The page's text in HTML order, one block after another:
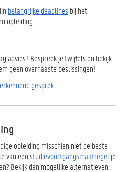
belangrijke deadlines bij het
opleiding.
advies? Bespreek je twijfels en bekijk
geen overhaaste beslissingen!
gesprek.
opleiding misschien niet de beste
van eenstudievoortgangsmaatregel je
Bekijk dan mogelijke alternatieven: